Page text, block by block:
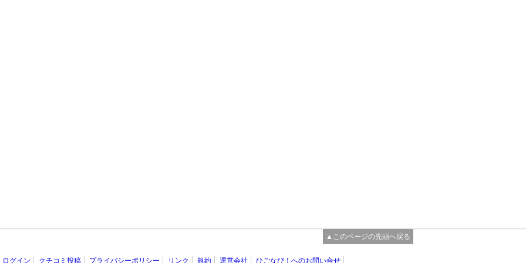
▲このページの先頭へ戻る
ログイン クチコミ投稿 プライバシーポリシー リンク 規約 運営会社 ひごなび！へのお問い合せ